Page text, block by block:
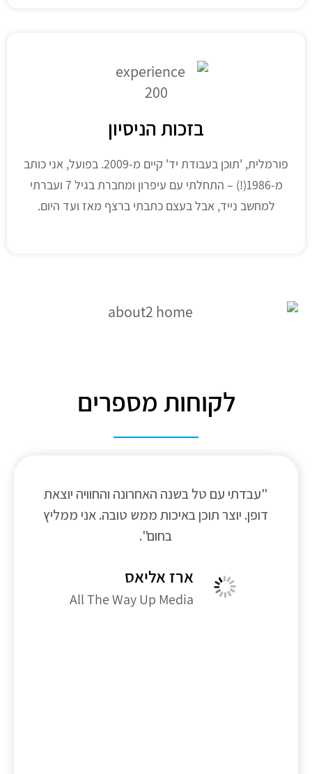
בזכות הניסיון
פורמלית, 'תוכן בעבודת יד' קיים מ-2009. בפועל, אני כותב
מ-1986(!) – התחלתי עם עיפרון ומחברת בגיל 7 ועברתי
למחשב נייד, אבל בעצם כתבתי ברצף מאז ועד היום.
לקוחות מספרים
"עבדתי עם טל בשנה האחרונה והחוויה יוצאת
דופן. יוצר תוכן באיכות ממש טובה. אני ממליץ
בחום".
ארז אליאס
All The Way Up Media